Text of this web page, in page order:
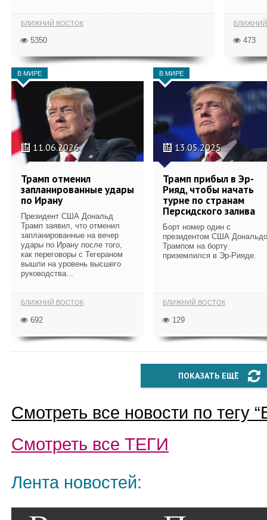
БЛИЖНИЙ ВОСТОК
5350 473
В МИРЕ
11.06.2026
Трамп отменил
запланированные удары
по Ирану
Президент США Дональд
Трамп заявил, что отменил
запланированные на вечер
удары по Ирану после того,
как переговоры с Тегераном
вышли на уровень высшего
руководства...
БЛИЖНИЙ ВОСТОК
692
В МИРЕ
13.05.2025
Трамп прибыл в Эр-
Рияд, чтобы начать
турне по странам
Персидского залива
Борт номер один с
президентом США
Трампом на борту
приземлился в Эр-Рияде.
БЛИЖНИЙ ВОСТОК
129
ПОКАЗАТЬ ЕЩЁ
Смотреть все новости по тегу “
Смотреть все ТЕГИ
Лента новостей: